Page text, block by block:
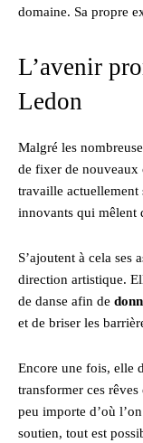
domaine. Sa propre
L’avenir
Ledon
Malgré les
de fixer de nouveaux
travaille actuellement
innovants qui mêlent
S’ajoutent à cela ses
direction artistique.
de danse afin de
et de briser les
Encore une fois, elle
transformer ces
peu importe d’où
soutien, tout est